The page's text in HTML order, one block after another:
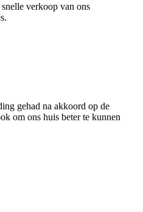
verkoop van ons
gehad na akkoord op de
om ons huis beter te kunnen